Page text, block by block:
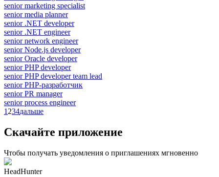
senior marketing specialist
senior media planner
senior .NET developer
senior .NET engineer
senior network engineer
senior Node.js developer
senior Oracle developer
senior PHP developer
senior PHP developer team lead
senior PHP-разработчик
senior PR manager
senior process engineer
1 234дальше
Скачайте приложение
Чтобы получать уведомления о приглашениях мгновенно
HeadHunter